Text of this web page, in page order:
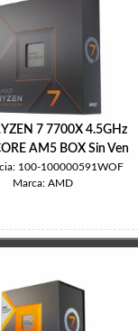
7 7700X 4.5GHz
AM5 BOX Sin Ven
100-100000591WOF
Marca: AMD